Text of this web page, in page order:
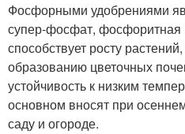
Фосфорными удобрениями
супер-фосфат,
способствует росту
образованию цветочных
устойчивость к низким
основном вносят при
саду и огороде.